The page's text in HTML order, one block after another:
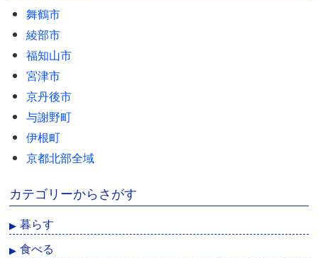
舞鶴市
綾部市
福知山市
宮津市
京丹後市
与謝野町
伊根町
京都北部全域
カテゴリーからさがす
暮らす
食べる